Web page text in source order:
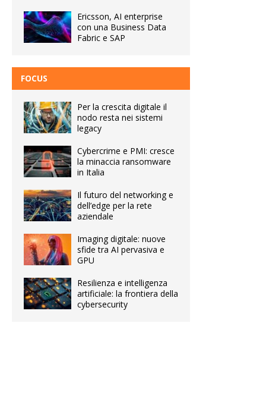
Ericsson, AI enterprise
con una Business Data
Fabric e SAP
FOCUS
Per la crescita digitale il
nodo resta nei sistemi
legacy
Cybercrime e PMI: cresce
la minaccia ransomware
in Italia
Il futuro del networking e
dell’edge per la rete
aziendale
Imaging digitale: nuove
sfide tra AI pervasiva e
GPU
Resilienza e intelligenza
artificiale: la frontiera della
cybersecurity